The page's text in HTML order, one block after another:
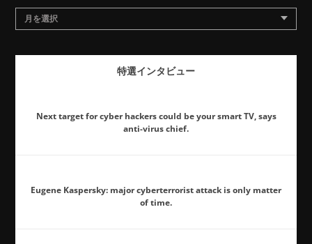
月を選択
特選インタビュー
Next target for cyber hackers could be your smart TV, says
anti-virus chief.
Eugene Kaspersky: major cyberterrorist attack is only matter
of time.